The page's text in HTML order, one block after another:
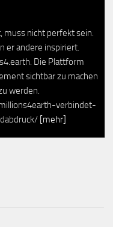
muss nicht perfekt sein.
er andere inspiriert.
Die Plattform
sichtbar zu machen
werden.
verbindet-
[mehr]